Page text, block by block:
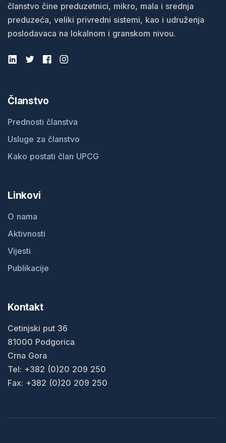
članstvo čine preduzetnici, mikro, mala i srednja
preduzeća, veliki privredni sistemi, kao i udruženja
poslodavaca na lokalnom i granskom nivou.
Članstvo
Prednosti članstva
Usluge za članstvo
Kako postati član UPCG
Linkovi
O nama
Aktivnosti
Vijesti
Publikacije
Kontakt
Cetinjski put 36
81000 Podgorica
Crna Gora
Tel: +382 (0)20 209 250
Fax: +382 (0)20 209 250